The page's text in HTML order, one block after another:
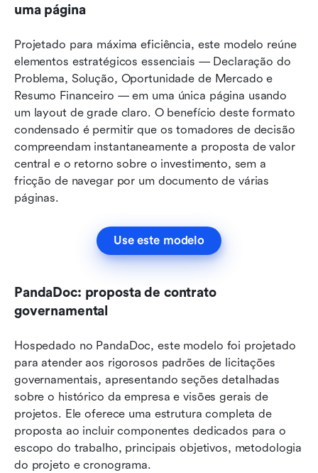
uma página
Projetado para máxima eficiência, este modelo reúne
elementos estratégicos essenciais — Declaração do
Problema, Solução, Oportunidade de Mercado e
Resumo Financeiro — em uma única página usando
um layout de grade claro. O benefício deste formato
condensado é permitir que os tomadores de decisão
compreendam instantaneamente a proposta de valor
central e o retorno sobre o investimento, sem a
fricção de navegar por um documento de várias
páginas.
Use este modelo
PandaDoc: proposta de contrato
governamental
Hospedado no PandaDoc, este modelo foi projetado
para atender aos rigorosos padrões de licitações
governamentais, apresentando seções detalhadas
sobre o histórico da empresa e visões gerais de
projetos. Ele oferece uma estrutura completa de
proposta ao incluir componentes dedicados para o
escopo do trabalho, principais objetivos, metodologia
do projeto e cronograma.